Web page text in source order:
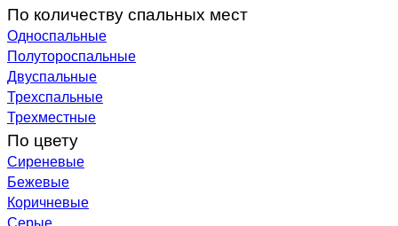
По количеству спальных мест
Односпальные
Полутороспальные
Двуспальные
Трехспальные
Трехместные
По цвету
Сиреневые
Бежевые
Коричневые